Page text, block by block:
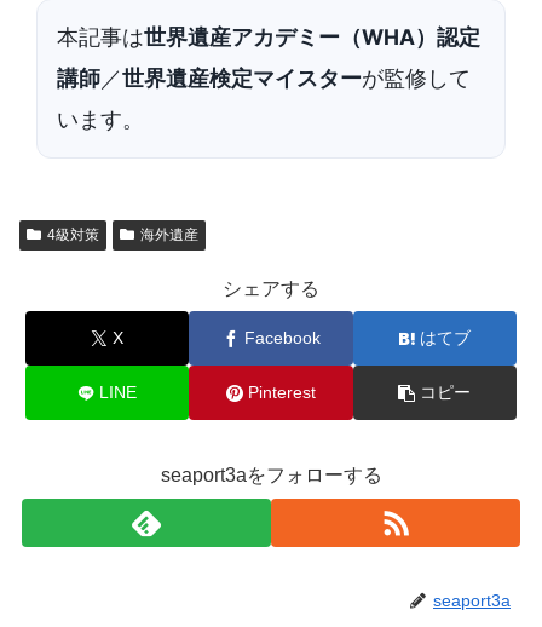
本記事は世界遺産アカデミー（WHA）認定
講師／世界遺産検定マイスターが監修して
います。
4級対策 海外遺産
シェアする
X Facebook はてブ
LINE Pinterest コピー
seaport3aをフォローする
seaport3a